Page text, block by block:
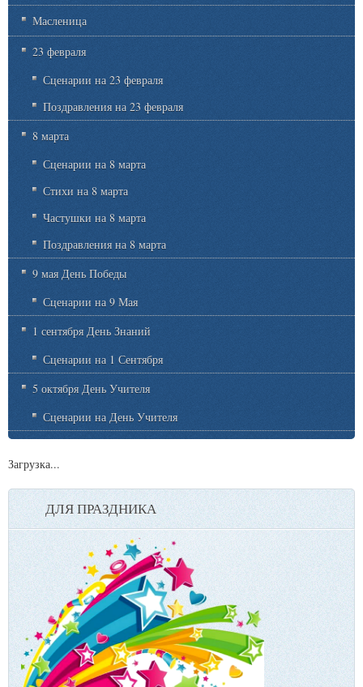
Масленица
23 февраля
Сценарии на 23 февраля
Поздравления на 23 февраля
8 марта
Сценарии на 8 марта
Стихи на 8 марта
Частушки на 8 марта
Поздравления на 8 марта
9 мая День Победы
Сценарии на 9 Мая
1 сентября День Знаний
Сценарии на 1 Сентября
5 октября День Учителя
Сценарии на День Учителя
Загрузка...
ДЛЯ ПРАЗДНИКА